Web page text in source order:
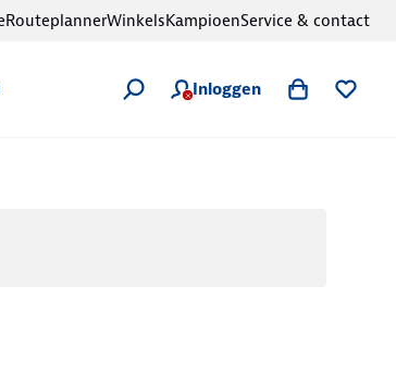
Inloggen
RouteplannerWinkelsKampioenService & contact